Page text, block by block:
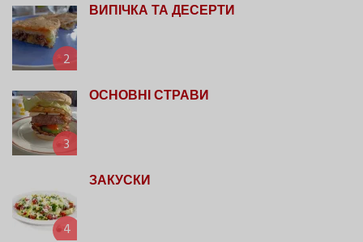
2
ВИПІЧКА ТА ДЕСЕРТИ
3
ОСНОВНІ СТРАВИ
4
ЗАКУСКИ